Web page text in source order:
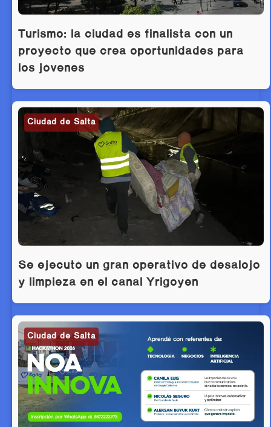
Turismo: la ciudad es finalista con un
proyecto que crea oportunidades para
los jóvenes
Ciudad de Salta
Se ejecutó un gran operativo de desalojo
y limpieza en el canal Yrigoyen
Ciudad de Salta